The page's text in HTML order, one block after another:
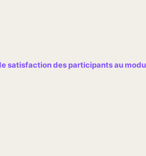
satisfaction des participants au